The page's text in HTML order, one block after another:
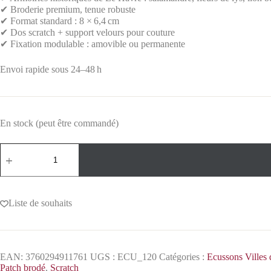
✔ Broderie premium, tenue robuste
✔ Format standard : 8 × 6,4 cm
✔ Dos scratch + support velours pour couture
✔ Fixation modulable : amovible ou permanente
Envoi rapide sous 24–48 h
En stock (peut être commandé)
Liste de souhaits
EAN: 3760294911761 UGS : ECU_120 Catégories : Ecussons Villes
Patch brodé, Scratch